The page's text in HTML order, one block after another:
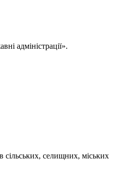
адміністрації».
сільських, селищних, міських